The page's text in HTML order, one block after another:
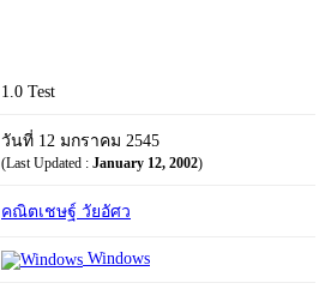
1.0 Test
วันที่ 12 มกราคม 2545
(Last Updated : January 12, 2002)
คณิตเชษฐ์ วัยอัศว
Windows